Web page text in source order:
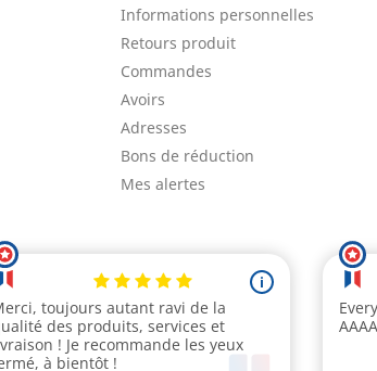
Informations personnelles
Retours produit
Commandes
Avoirs
Adresses
Bons de réduction
Mes alertes